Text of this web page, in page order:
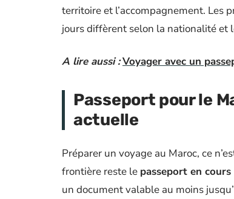
territoire et l’accompagnement. Les
jours diffèrent selon la nationalité et
A lire aussi :Voyager avec un
Passeport pour le
actuelle
Préparer un voyage au Maroc, ce
frontière reste le passeport en
un document valable au moins